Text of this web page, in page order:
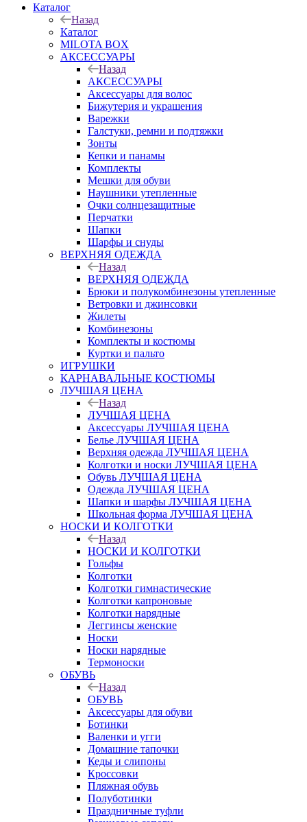
Каталог
Назад
Каталог
MILOTA BOX
АКСЕССУАРЫ
Назад
АКСЕССУАРЫ
Аксессуары для волос
Бижутерия и украшения
Варежки
Галстуки, ремни и подтяжки
Зонты
Кепки и панамы
Комплекты
Мешки для обуви
Наушники утепленные
Очки солнцезащитные
Перчатки
Шапки
Шарфы и снуды
ВЕРХНЯЯ ОДЕЖДА
Назад
ВЕРХНЯЯ ОДЕЖДА
Брюки и полукомбинезоны утепленные
Ветровки и джинсовки
Жилеты
Комбинезоны
Комплекты и костюмы
Куртки и пальто
ИГРУШКИ
КАРНАВАЛЬНЫЕ КОСТЮМЫ
ЛУЧШАЯ ЦЕНА
Назад
ЛУЧШАЯ ЦЕНА
Аксессуары ЛУЧШАЯ ЦЕНА
Белье ЛУЧШАЯ ЦЕНА
Верхняя одежда ЛУЧШАЯ ЦЕНА
Колготки и носки ЛУЧШАЯ ЦЕНА
Обувь ЛУЧШАЯ ЦЕНА
Одежда ЛУЧШАЯ ЦЕНА
Шапки и шарфы ЛУЧШАЯ ЦЕНА
Школьная форма ЛУЧШАЯ ЦЕНА
НОСКИ И КОЛГОТКИ
Назад
НОСКИ И КОЛГОТКИ
Гольфы
Колготки
Колготки гимнастические
Колготки капроновые
Колготки нарядные
Леггинсы женские
Носки
Носки нарядные
Термоноски
ОБУВЬ
Назад
ОБУВЬ
Аксессуары для обуви
Ботинки
Валенки и угги
Домашние тапочки
Кеды и слипоны
Кроссовки
Пляжная обувь
Полуботинки
Праздничные туфли